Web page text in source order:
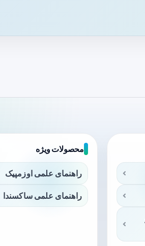
محصولات ویژه
راهنمای علمی اوزمپیک
راهنمای علمی ساکسندا